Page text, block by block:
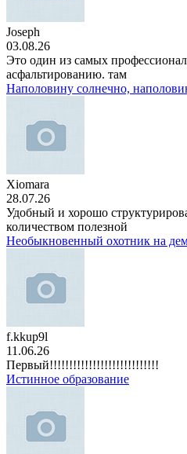
Joseph
03.08.26
Это один из самых
асфальтированию. там
Наполовину солнечно,
Xiomara
28.07.26
Удобный и хорошо
количеством полезной
Необыкновенный охотник на
f.kkup9l
11.06.26
Первый!!!!!!!!!!!!!!!!!!!!!!!!!!!!
Истинное образование